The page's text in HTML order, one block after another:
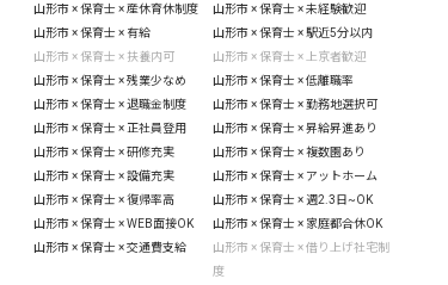
山形市 × 保育士 × 産休育休制度
山形市 × 保育士 × 未経験歓迎
山形市 × 保育士 × 有給
山形市 × 保育士 × 駅近5分以内
山形市 × 保育士 × 扶養内可
山形市 × 保育士 × 上京者歓迎
山形市 × 保育士 × 残業少なめ
山形市 × 保育士 × 低離職率
山形市 × 保育士 × 退職金制度
山形市 × 保育士 × 勤務地選択可
山形市 × 保育士 × 正社員登用
山形市 × 保育士 × 昇給昇進あり
山形市 × 保育士 × 研修充実
山形市 × 保育士 × 複数園あり
山形市 × 保育士 × 設備充実
山形市 × 保育士 × アットホーム
山形市 × 保育士 × 復帰率高
山形市 × 保育士 × 週2.3日~OK
山形市 × 保育士 × WEB面接OK
山形市 × 保育士 × 家庭都合休OK
山形市 × 保育士 × 交通費支給
山形市 × 保育士 × 借り上げ社宅制
度